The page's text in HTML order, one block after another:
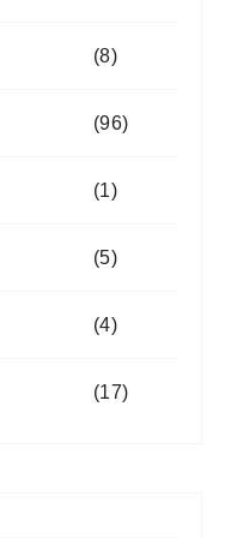
(8)
(96)
(1)
(5)
(4)
(17)